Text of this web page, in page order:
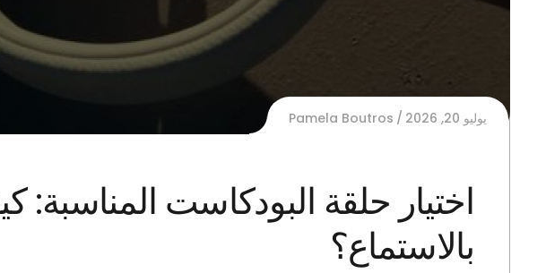
يوليو 20, 2026 Pamela Boutros
اختيار حلقة البودكاست
بالاستماع؟